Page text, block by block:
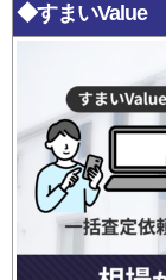
◆すまいValue